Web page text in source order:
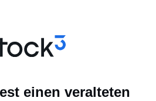
einen veralteten